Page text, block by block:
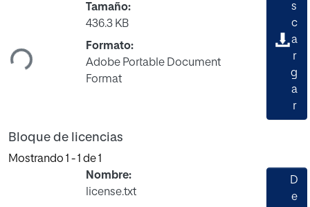
Cargando...
Tamaño:
436.3 KB
Formato:
Adobe Portable Document
Format
s
c
a
r
g
a
r
Bloque de licencias
Mostrando 1 - 1 de 1
Nombre:
license.txt
D
e